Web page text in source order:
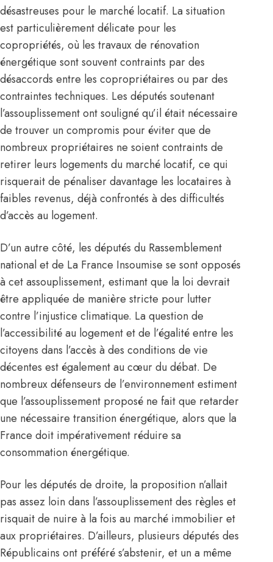
désastreuses pour le marché locatif. La situation
est particulièrement délicate pour les
copropriétés, où les travaux de rénovation
énergétique sont souvent contraints par des
désaccords entre les copropriétaires ou par des
contraintes techniques. Les députés soutenant
l’assouplissement ont souligné qu’il était nécessaire
de trouver un compromis pour éviter que de
nombreux propriétaires ne soient contraints de
retirer leurs logements du marché locatif, ce qui
risquerait de pénaliser davantage les locataires à
faibles revenus, déjà confrontés à des difficultés
d’accès au logement.
D’un autre côté, les députés du Rassemblement
national et de La France Insoumise se sont opposés
à cet assouplissement, estimant que la loi devrait
être appliquée de manière stricte pour lutter
contre l’injustice climatique. La question de
l’accessibilité au logement et de l’égalité entre les
citoyens dans l’accès à des conditions de vie
décentes est également au cœur du débat. De
nombreux défenseurs de l’environnement estiment
que l’assouplissement proposé ne fait que retarder
une nécessaire transition énergétique, alors que la
France doit impérativement réduire sa
consommation énergétique.
Pour les députés de droite, la proposition n’allait
pas assez loin dans l’assouplissement des règles et
risquait de nuire à la fois au marché immobilier et
aux propriétaires. D’ailleurs, plusieurs députés des
Républicains ont préféré s’abstenir, et un a même